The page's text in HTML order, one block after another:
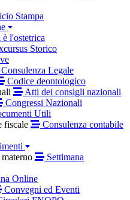
Stampa
è l'ostetrica
Storico
Consulenza Legale
Codice deontologico
Atti dei consigli nazionali
Congressi Nazionali
Utili
fiscale
Consulenza contabile
Settimana
Online
Convegni ed Eventi